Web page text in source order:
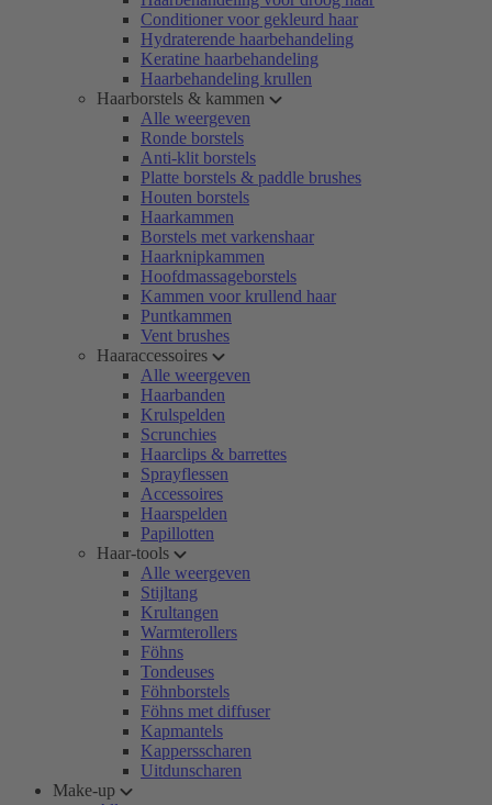
Conditioner voor gekleurd haar
Hydraterende haarbehandeling
Keratine haarbehandeling
Haarbehandeling krullen
Haarborstels & kammen
Alle weergeven
Ronde borstels
Anti-klit borstels
Platte borstels & paddle brushes
Houten borstels
Haarkammen
Borstels met varkenshaar
Haarknipkammen
Hoofdmassageborstels
Kammen voor krullend haar
Puntkammen
Vent brushes
Haaraccessoires
Alle weergeven
Haarbanden
Krulspelden
Scrunchies
Haarclips & barrettes
Sprayflessen
Accessoires
Haarspelden
Papillotten
Haar-tools
Alle weergeven
Stijltang
Krultangen
Warmterollers
Föhns
Tondeuses
Föhnborstels
Föhns met diffuser
Kapmantels
Kappersscharen
Uitdunscharen
Make-up